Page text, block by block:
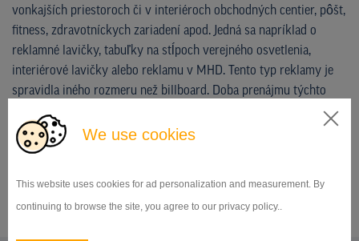
We use cookies
This website uses cookies for ad personalization and measurement. By
continuing to browse the site, you agree to our privacy policy..
vonkajších priestoroch či v interiéroch obchodných centier, pôšt,
fitness, zdravotníckych zariadení apod. Jedná sa napríklad o
reklamné lavičky, tabuľky na stĺpoch verejného osvetlenia,
interiérové lavičky alebo reklamu v MHD. Tento typ reklamy je
spravidla iného rozmeru než billboard. Doba prenájmu týchto
nosičov môže byť u každého typu inak dlhá.